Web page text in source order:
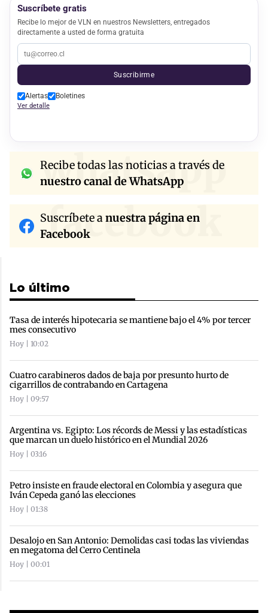
Suscríbete gratis
Recibe lo mejor de VLN en nuestros Newsletters, entregados
directamente a usted de forma gratuita
Suscribirme
Alertas Boletines
Ver detalle
whatsapp
Recibe todas las noticias a través de
nuestro canal de WhatsApp
facebook
Suscríbete anuestra página en
Facebook
Lo último
Tasa de interés hipotecaria se mantiene bajo el 4% por tercer
mes consecutivo
Hoy | 10:02
Cuatro carabineros dados de baja por presunto hurto de
cigarrillos de contrabando en Cartagena
Hoy | 09:57
Argentina vs. Egipto: Los récords de Messi y las estadísticas
que marcan un duelo histórico en el Mundial 2026
Hoy | 03:16
Petro insiste en fraude electoral en Colombia y asegura que
Iván Cepeda ganó las elecciones
Hoy | 01:38
Desalojo en San Antonio: Demolidas casi todas las viviendas
en megatoma del Cerro Centinela
Hoy | 00:01